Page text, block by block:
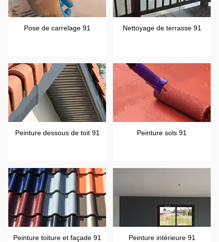
Pose de carrelage 91 Nettoyage de terrasse 91
Peinture dessous de toit 91 Peinture sols 91
Peinture toiture et façade 91 Peinture intérieure 91